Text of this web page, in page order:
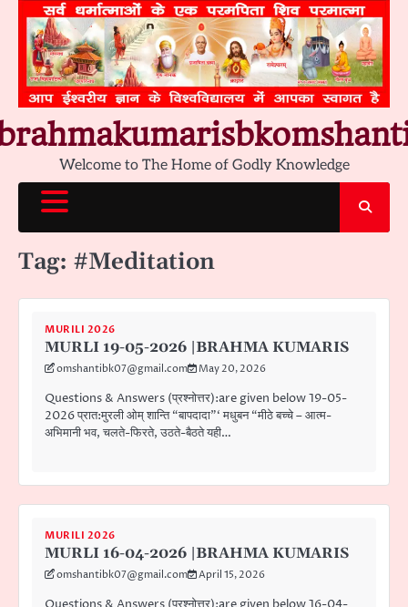
content
Welcome to The Home of Godly Knowledge
Tag: #Meditation
MURILI 2026
MURLI 19-05-2026 |BRAHMA KUMARIS
omshantibk07@gmail.com May 20, 2026
Questions & Answers (प्रश्नोत्तर):are given below 19-05-
2026 प्रात:मुरली ओम् शान्ति “बापदादा”‘ मधुबन “मीठे बच्चे – आत्म-
अभिमानी भव, चलते-फिरते, उठते-बैठते यही…
MURILI 2026
MURLI 16-04-2026 |BRAHMA KUMARIS
omshantibk07@gmail.com April 15, 2026